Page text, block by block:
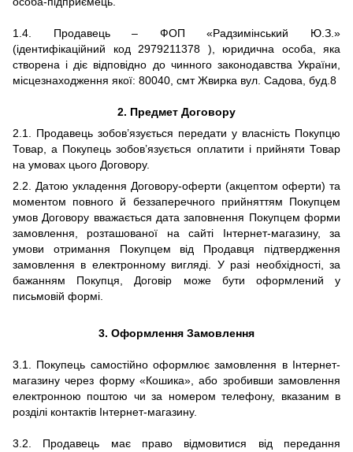
1.4. Продавець – ФОП «Радзимінський Ю.З.»
(ідентифікаційний код 2979211378 ), юридична особа, яка
створена і діє відповідно до чинного законодавства України,
місцезнаходження якої: 80040, смт Жвирка вул. Садова, буд.8
2. Предмет Договору
2.1. Продавець зобов’язується передати у власність Покупцю
Товар, а Покупець зобов’язується оплатити і прийняти Товар
на умовах цього Договору.
2.2. Датою укладення Договору-оферти (акцептом оферти) та
моментом повного й беззаперечного прийняттям Покупцем
умов Договору вважається дата заповнення Покупцем форми
замовлення, розташованої на сайті Інтернет-магазину, за
умови отримання Покупцем від Продавця підтвердження
замовлення в електронному вигляді. У разі необхідності, за
бажанням Покупця, Договір може бути оформлений у
письмовій формі.
3. Оформлення Замовлення
3.1. Покупець самостійно оформлює замовлення в Інтернет-
магазину через форму «Кошика», або зробивши замовлення
електронною поштою чи за номером телефону, вказаним в
розділі контактів Інтернет-магазину.
3.2. Продавець має право відмовитися від передання